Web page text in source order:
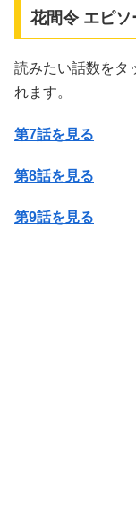
花間令 エピソ
読みたい話数をタ
れます。
第7話を見る
第8話を見る
第9話を見る